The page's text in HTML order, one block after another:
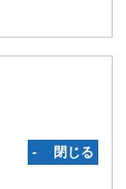
‐ 閉じる